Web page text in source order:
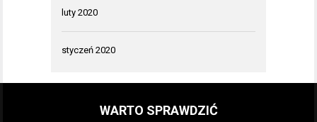
luty 2020
styczeń 2020
WARTO SPRAWDZIĆ